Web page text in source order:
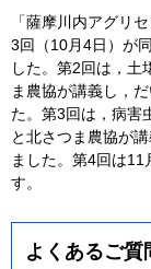
「薩摩川内アグリ
3回（10月4日）が
した。第2回は，土
ま農協が講義し，
た。第3回は，病害
と北さつま農協が
ました。第4回は
す。
よくあるご質